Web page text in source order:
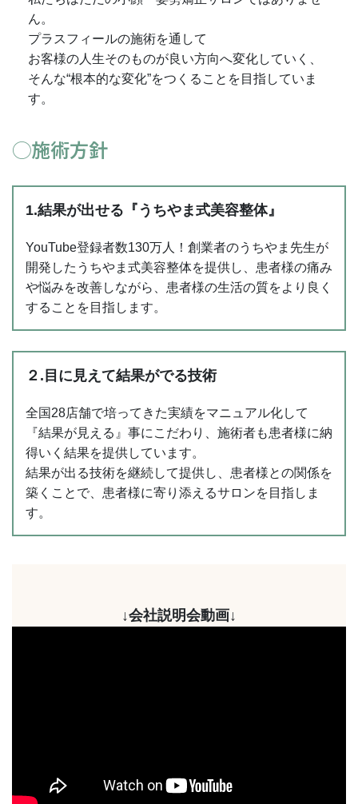
ん。
プラスフィールの施術を通して
お客様の人生そのものが良い方向へ変化していく、
そんな“根本的な変化”をつくることを目指していま
す。
◯施術方針
1.結果が出せる『うちやま式美容整体』
YouTube登録者数130万人！創業者のうちやま先生が
開発したうちやま式美容整体を提供し、患者様の痛み
や悩みを改善しながら、患者様の生活の質をより良く
することを目指します。
２.目に見えて結果がでる技術
全国28店舗で培ってきた実績をマニュアル化して
『結果が見える』事にこだわり、施術者も患者様に納
得いく結果を提供しています。
結果が出る技術を継続して提供し、患者様との関係を
築くことで、患者様に寄り添えるサロンを目指しま
す。
↓会社説明会動画↓